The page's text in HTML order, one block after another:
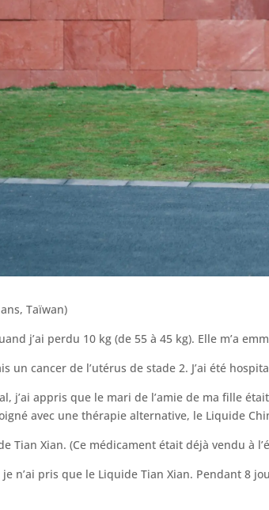
Taïwan)
j’ai perdu 10 kg (de 55 à 45 kg). Elle m’a
un cancer de l’utérus de stade 2. J’ai été
j’ai appris que le mari de l’amie de ma fille
avec une thérapie alternative, le Liquide
Tian Xian. (Ce médicament était déjà vendu à
n’ai pris que le Liquide Tian Xian. Pendant 8